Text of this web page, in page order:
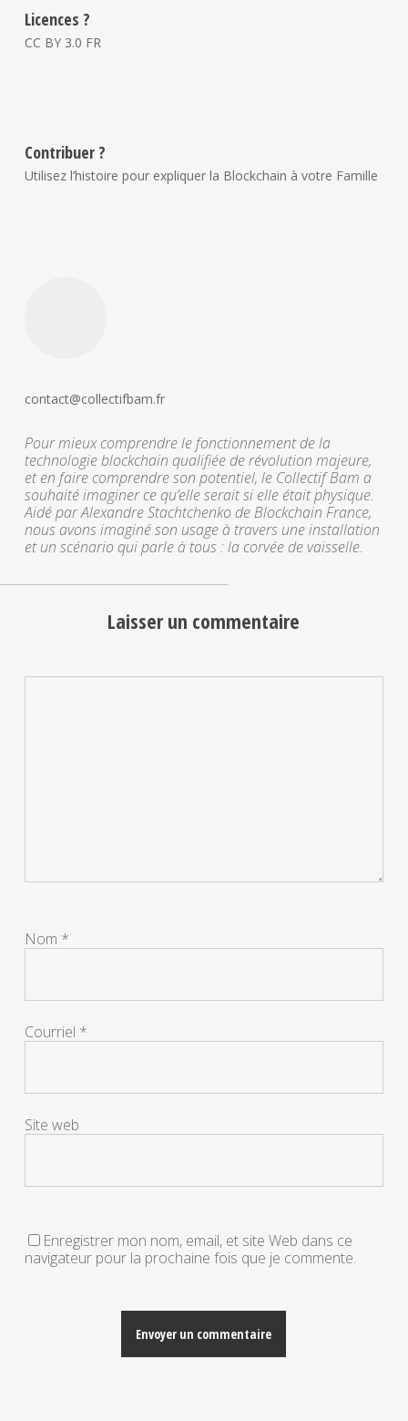
Licences ?
CC BY 3.0 FR
Contribuer ?
Utilisez l’histoire pour expliquer la Blockchain à votre Famille
contact@collectifbam.fr
Pour mieux comprendre le fonctionnement de la
technologie blockchain qualifiée de révolution majeure,
et en faire comprendre son potentiel, le Collectif Bam a
souhaité imaginer ce qu’elle serait si elle était physique.
Aidé par Alexandre Stachtchenko de Blockchain France,
nous avons imaginé son usage à travers une installation
et un scénario qui parle à tous : la corvée de vaisselle.
Laisser un commentaire
Nom *
Courriel *
Site web
Enregistrer mon nom, email, et site Web dans ce
navigateur pour la prochaine fois que je commente.